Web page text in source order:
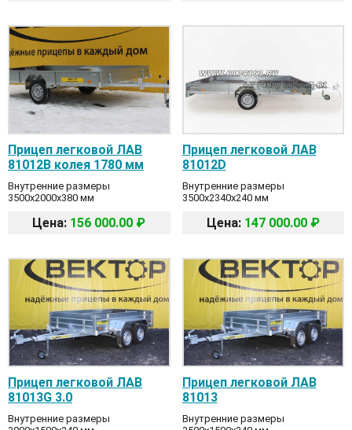
Прицеп легковой ЛАВ
81012B колея 1780 мм
Внутренние размеры
3500x2000x380 мм
Цена: 156 000.00 ₽
Прицеп легковой ЛАВ
81012D
Внутренние размеры
3500x2340x240 мм
Цена: 147 000.00 ₽
Прицеп легковой ЛАВ
81013G 3.0
Внутренние размеры
Прицеп легковой ЛАВ
81013
Внутренние размеры